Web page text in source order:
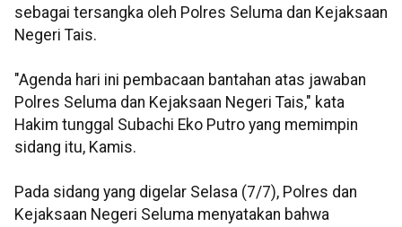
sebagai tersangka oleh Polres Seluma dan Kejaksaan
Negeri Tais.
"Agenda hari ini pembacaan bantahan atas jawaban
Polres Seluma dan Kejaksaan Negeri Tais," kata
Hakim tunggal Subachi Eko Putro yang memimpin
sidang itu, Kamis.
Pada sidang yang digelar Selasa (7/7), Polres dan
Kejaksaan Negeri Seluma menyatakan bahwa